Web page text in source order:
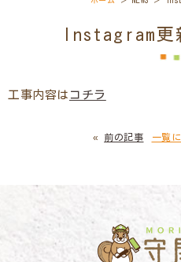
Instagram更
工事内容は コチラ
« 前の記事 一覧